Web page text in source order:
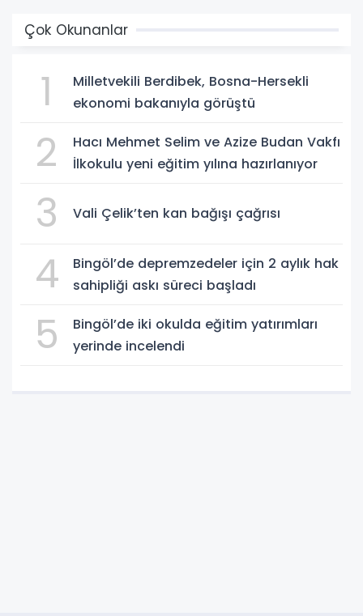
Çok Okunanlar
1
Milletvekili Berdibek, Bosna-Hersekli
ekonomi bakanıyla görüştü
2
Hacı Mehmet Selim ve Azize Budan Vakfı
İlkokulu yeni eğitim yılına hazırlanıyor
3 Vali Çelik’ten kan bağışı çağrısı
4
Bingöl’de depremzedeler için 2 aylık hak
sahipliği askı süreci başladı
5
Bingöl’de iki okulda eğitim yatırımları
yerinde incelendi